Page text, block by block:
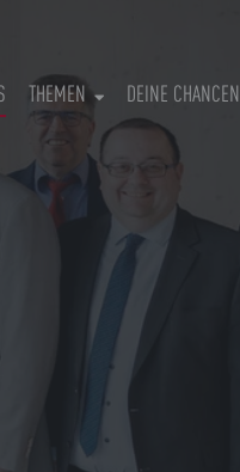
(CURRENT)
THEMEN DEINE CHANCEN